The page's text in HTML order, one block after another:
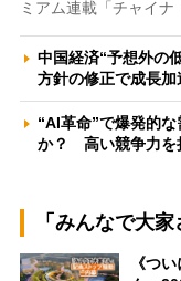
ミアム連載「チャイ
中国経済“予想外の
方針の修正で成長
“AI革命”で爆発的
か？ 高い競争力を
「みんなで大
《つ